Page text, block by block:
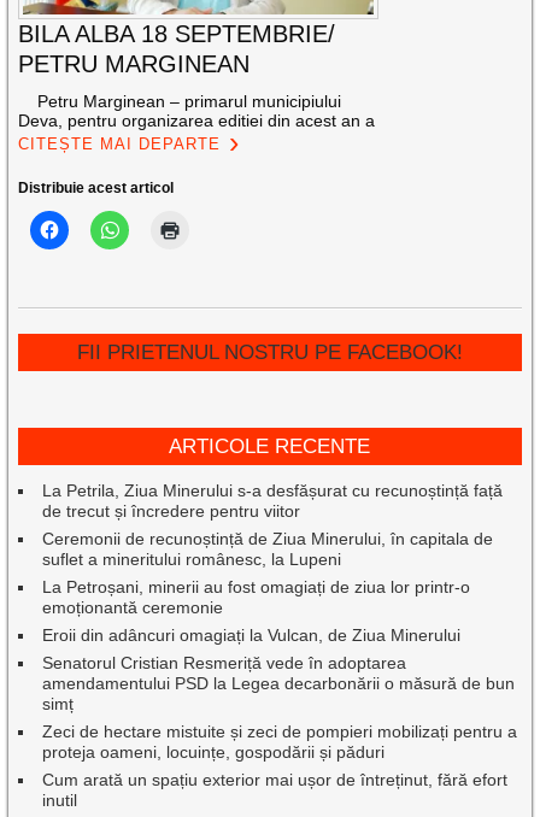
BILA ALBA 18 SEPTEMBRIE/
PETRU MARGINEAN
Petru Marginean – primarul municipiului
Deva, pentru organizarea editiei din acest an a
CITEȘTE MAI DEPARTE
Distribuie acest articol
FII PRIETENUL NOSTRU PE FACEBOOK!
ARTICOLE RECENTE
La Petrila, Ziua Minerului s-a desfășurat cu recunoștință față
de trecut și încredere pentru viitor
Ceremonii de recunoștință de Ziua Minerului, în capitala de
suflet a mineritului românesc, la Lupeni
La Petroșani, minerii au fost omagiați de ziua lor printr-o
emoționantă ceremonie
Eroii din adâncuri omagiați la Vulcan, de Ziua Minerului
Senatorul Cristian Resmeriță vede în adoptarea
amendamentului PSD la Legea decarbonării o măsură de bun
simț
Zeci de hectare mistuite și zeci de pompieri mobilizați pentru a
proteja oameni, locuințe, gospodării și păduri
Cum arată un spațiu exterior mai ușor de întreținut, fără efort
inutil